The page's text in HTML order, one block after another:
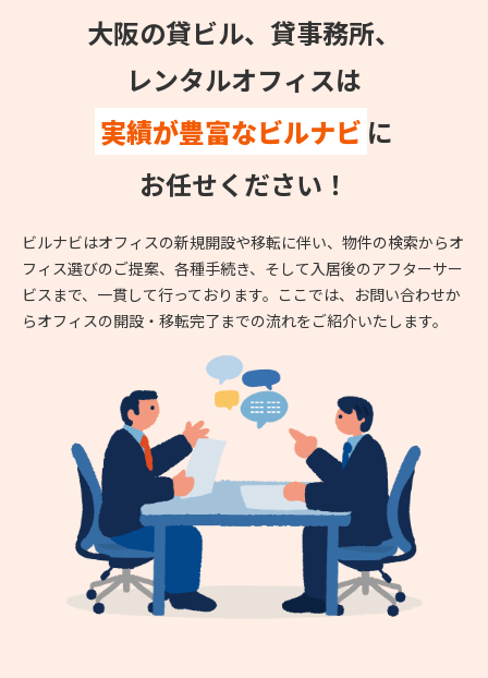
大阪の貸ビル、貸事務所、
レンタルオフィスは
実績が豊富なビルナビ に
お任せください！
ビルナビはオフィスの新規開設や移転に伴い、物件の検索からオ
フィス選びのご提案、各種手続き、そして入居後のアフターサー
ビスまで、一貫して行っております。ここでは、お問い合わせか
らオフィスの開設・移転完了までの流れをご紹介いたします。